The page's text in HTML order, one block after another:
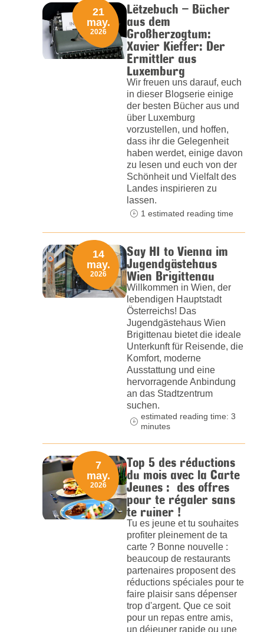
Lëtzebuch – Bücher
aus dem
Großherzogtum:
Xavier Kieffer: Der
Ermittler aus
Luxemburg
Wir freuen uns darauf, euch
in dieser Blogserie einige
der besten Bücher aus und
über Luxemburg
vorzustellen, und hoffen,
dass ihr die Gelegenheit
haben werdet, einige davon
zu lesen und euch von der
Schönheit und Vielfalt des
Landes inspirieren zu
lassen.
21
may.
2026
1 estimated reading time
Say HI to Vienna im
Jugendgästehaus
Wien Brigittenau
Willkommen in Wien, der
lebendigen Hauptstadt
Österreichs! Das
Jugendgästehaus Wien
Brigittenau bietet die ideale
Unterkunft für Reisende, die
Komfort, moderne
Ausstattung und eine
hervorragende Anbindung
an das Stadtzentrum
suchen.
14
may.
2026
estimated reading time: 3
minutes
Top 5 des réductions
du mois avec la Carte
Jeunes : des offres
pour te régaler sans
te ruiner !
Tu es jeune et tu souhaites
profiter pleinement de ta
carte ? Bonne nouvelle :
beaucoup de restaurants
partenaires proposent des
réductions spéciales pour te
faire plaisir sans dépenser
trop d'argent. Que ce soit
pour un repas entre amis,
un déjeuner rapide ou une
7
may.
2026